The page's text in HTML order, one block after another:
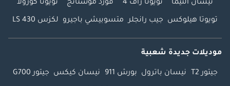
نيسان ألتيما تويوتا راف 4 فورد موستانج تويوتا كورولا
تويوتا هيلوكس جيب رانجلر متسوبيشي باجيرو لكزس LS 430
موديلات جديدة شعبية
جيتور T2 نيسان باترول بورش 911 نيسان كيكس جيتور G700